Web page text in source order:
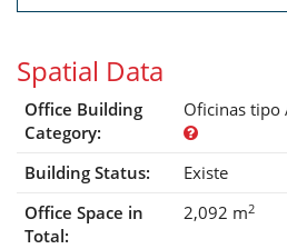
Spatial Data
Office Building
Category:
Oficinas tipo
Building Status:
Existe
Office Space in
Total:
2,092 m2